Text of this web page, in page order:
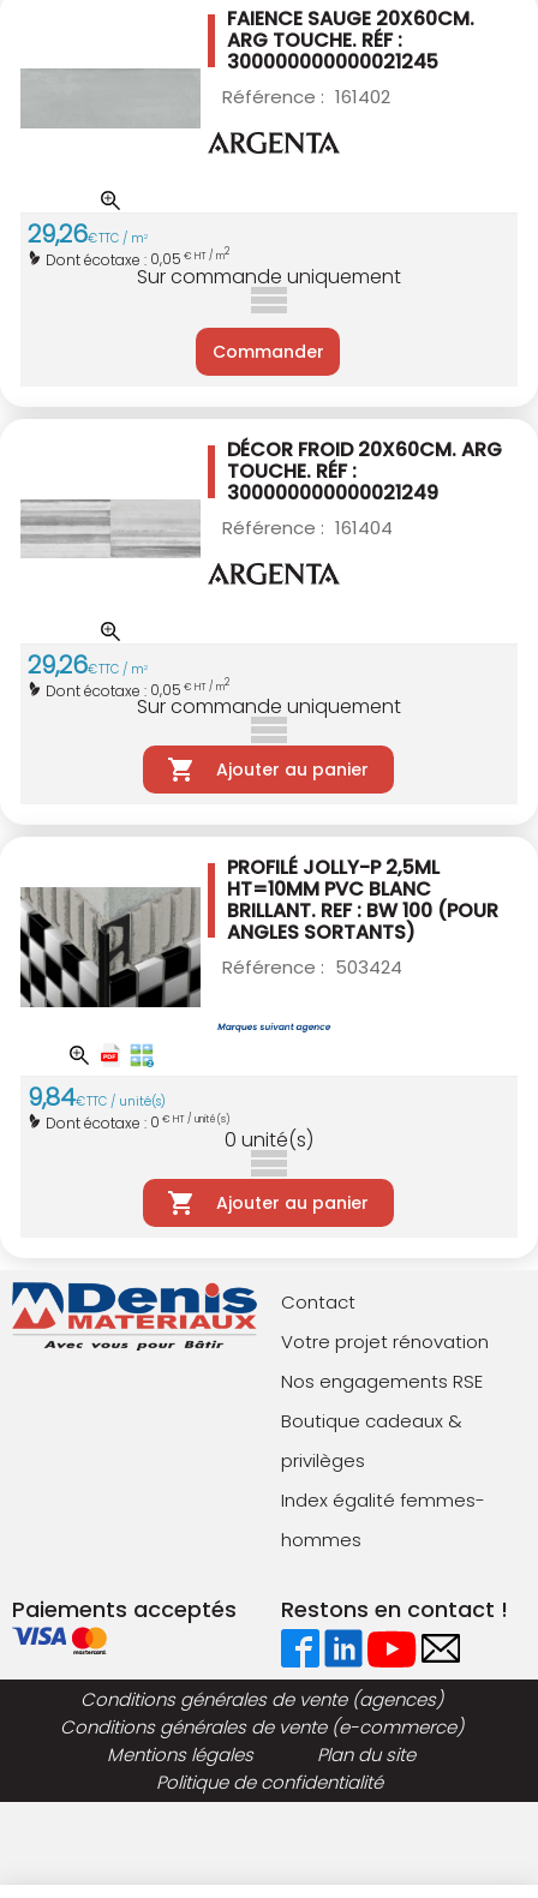
FAIENCE SAUGE 20X60CM.
ARG TOUCHE. RÉF :
300000000000021245
Référence : 161402
29,26€TTC / m2
Dont écotaxe : 0,05 € HT / m2
Sur commande uniquement
Commander
DÉCOR FROID 20X60CM.ARG
TOUCHE. RÉF :
300000000000021249
Référence : 161404
29,26€TTC / m2
Dont écotaxe : 0,05 € HT / m2
Sur commande uniquement
Ajouter au panier
PROFILÉ JOLLY-P 2,5ML
HT=10MM PVC BLANC
BRILLANT. REF : BW 100 (POUR
ANGLES SORTANTS)
Référence : 503424
9,84€TTC / unité(s)
Dont écotaxe : 0 € HT / unité(s)
0 unité(s)
Ajouter au panier
Contact
Votre projet rénovation
Nos engagements RSE
Boutique cadeaux &
privilèges
Index égalité femmes-
hommes
Paiements acceptés Restons en contact !
Conditions générales de vente (agences)
Conditions générales de vente (e-commerce)
Mentions légales
Plan du site
Politique de confidentialité